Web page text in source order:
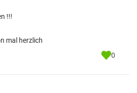
!!!
mal herzlich
0